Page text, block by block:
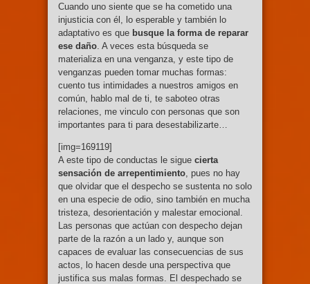
Cuando uno siente que se ha cometido una
injusticia con él, lo esperable y también lo
adaptativo es que busque la forma de reparar
ese daño . A veces esta búsqueda se
materializa en una venganza, y este tipo de
venganzas pueden tomar muchas formas:
cuento tus intimidades a nuestros amigos en
común, hablo mal de ti, te saboteo otras
relaciones, me vinculo con personas que son
importantes para ti para desestabilizarte…
[img=169119]
A este tipo de conductas le sigue cierta
sensación de arrepentimiento , pues no hay
que olvidar que el despecho se sustenta no solo
en una especie de odio, sino también en mucha
tristeza, desorientación y malestar emocional.
Las personas que actúan con despecho dejan
parte de la razón a un lado y, aunque son
capaces de evaluar las consecuencias de sus
actos, lo hacen desde una perspectiva que
justifica sus malas formas. El despechado se